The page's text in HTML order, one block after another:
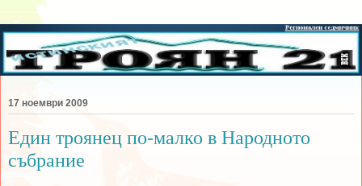
17 ноември 2009
Един троянец по-малко в Народното
събрание